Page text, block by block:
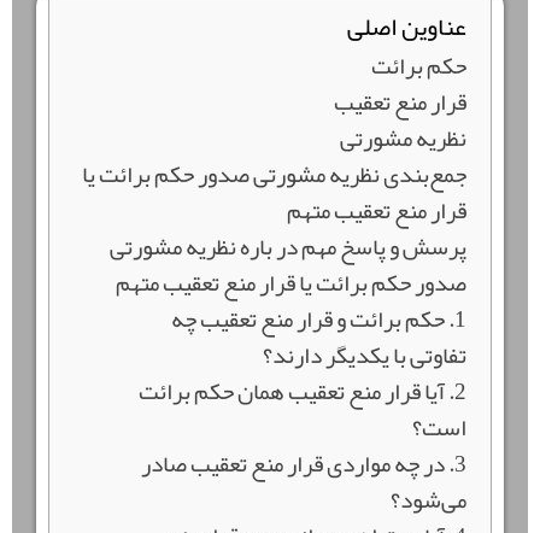
عناوین اصلی
حکم برائت
قرار منع تعقیب
نظریه مشورتی
جمع‌بندی نظریه مشورتی صدور حکم برائت یا
قرار منع تعقیب متهم
پرسش و پاسخ مهم در باره نظریه مشورتی
صدور حکم برائت یا قرار منع تعقیب متهم
1. حکم برائت و قرار منع تعقیب چه
تفاوتی با یکدیگر دارند؟
2. آیا قرار منع تعقیب همان حکم برائت
است؟
3. در چه مواردی قرار منع تعقیب صادر
می‌شود؟